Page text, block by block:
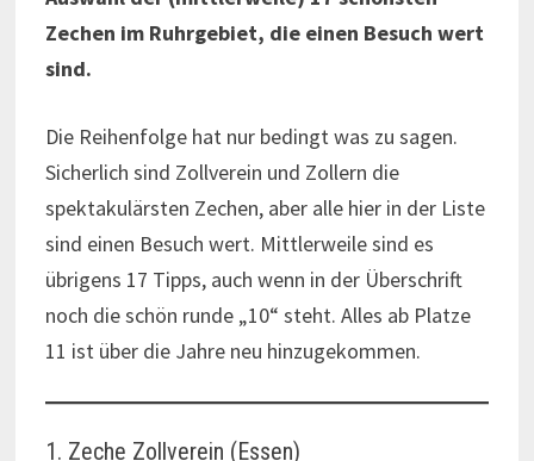
Zechen im Ruhrgebiet, die einen Besuch wert
sind.
Die Reihenfolge hat nur bedingt was zu sagen.
Sicherlich sind Zollverein und Zollern die
spektakulärsten Zechen, aber alle hier in der Liste
sind einen Besuch wert. Mittlerweile sind es
übrigens 17 Tipps, auch wenn in der Überschrift
noch die schön runde „10“ steht. Alles ab Platze
11 ist über die Jahre neu hinzugekommen.
1. Zeche Zollverein (Essen)